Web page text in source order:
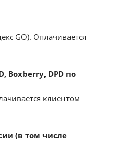
GO). Оплачивается
Boxberry, DPD по
клиентом
(в том числе